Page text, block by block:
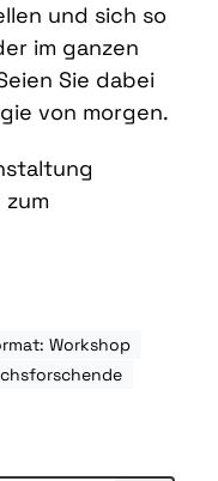
und sich so
im ganzen
Sie dabei
von morgen.
zum
Workshop